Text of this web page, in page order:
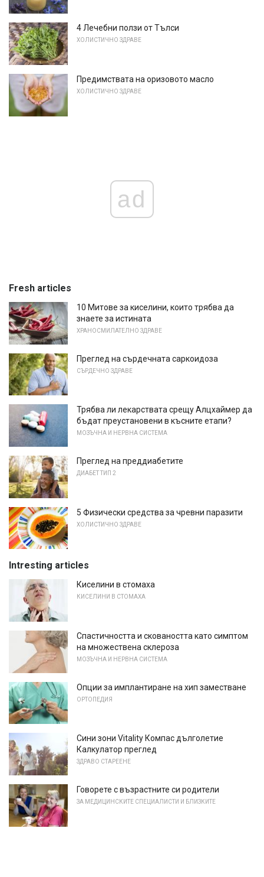
4 Лечебни ползи от Тълси
ХОЛИСТИЧНО ЗДРАВЕ
Предимствата на оризовото масло
ХОЛИСТИЧНО ЗДРАВЕ
ad
Fresh articles
10 Митове за киселини, които трябва да
знаете за истината
ХРАНОСМИЛАТЕЛНО ЗДРАВЕ
Преглед на сърдечната саркоидоза
СЪРДЕЧНО ЗДРАВЕ
Трябва ли лекарствата срещу Алцхаймер да
бъдат преустановени в късните етапи?
МОЗЪЧНА И НЕРВНА СИСТЕМА
Преглед на преддиабетите
ДИАБЕТ ТИП 2
5 Физически средства за чревни паразити
ХОЛИСТИЧНО ЗДРАВЕ
Intresting articles
Киселини в стомаха
КИСЕЛИНИ В СТОМАХА
Спастичността и сковаността като симптом
на множествена склероза
МОЗЪЧНА И НЕРВНА СИСТЕМА
Опции за имплантиране на хип заместване
ОРТОПЕДИЯ
Сини зони Vitality Компас дълголетие
Калкулатор преглед
ЗДРАВО СТАРЕЕНЕ
Говорете с възрастните си родители
ЗА МЕДИЦИНСКИТЕ СПЕЦИАЛИСТИ И БЛИЗКИТЕ